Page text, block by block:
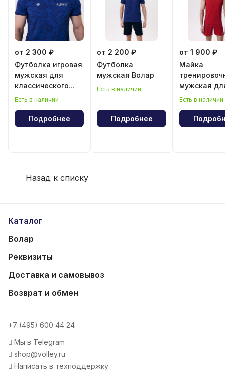
от 2 300 ₽
Футболка игровая
мужская для
классического
волейбола
Есть в наличии
Подробнее
от 2 200 ₽
Футболка
мужская Волар
Есть в наличии
Подробнее
от 1 900 ₽
Майка
мужская
Есть в наличии
Назад к списку
Каталог
Волар
Реквизиты
Доставка и самовывоз
Возврат и обмен
+7 (495) 600 44 24
Мы в Telegram
shop@volley.ru
Написать в техподдержку